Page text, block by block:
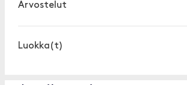
Arvostelut
Luokka(t)